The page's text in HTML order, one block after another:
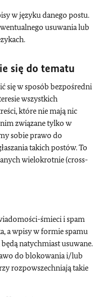
w języku danego postu.
usuwania lub
się do tematu
się w sposób bezpośredni
wszystkich
które nie mają nic
związane tylko w
sobie prawo do
takich postów. To
wielokrotnie (cross-
śmieci i spam
a wpisy w formie spamu
natychmiast usuwane.
do blokowania i/lub
rozpowszechniają takie